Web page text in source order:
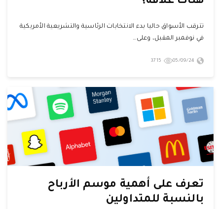
تترقب الأسواق حاليا بدء الانتخابات الرئاسية والتشريعية الأمريكية
في نوفمبر المقبل، وعلى…
05/09/24
3715
تعرف على أهمية موسم الأرباح
بالنسبة للمتداولين